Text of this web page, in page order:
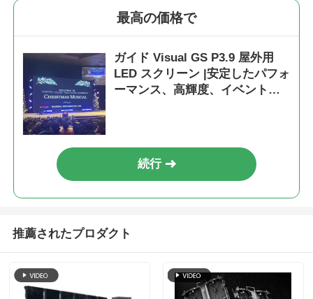
最高の価格で
ガイド Visual GS P3.9 屋外用
LED スクリーン |安定したパフォ
ーマンス、高輝度、イベント用
続行
推薦されたプロダクト